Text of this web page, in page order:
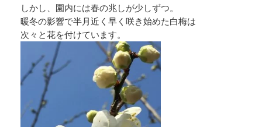
しかし、園内には春の兆しが少しずつ。
暖冬の影響で半月近く早く咲き始めた白梅は
次々と花を付けています。